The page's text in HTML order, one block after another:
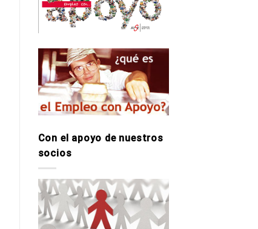
Con el apoyo de nuestros
socios